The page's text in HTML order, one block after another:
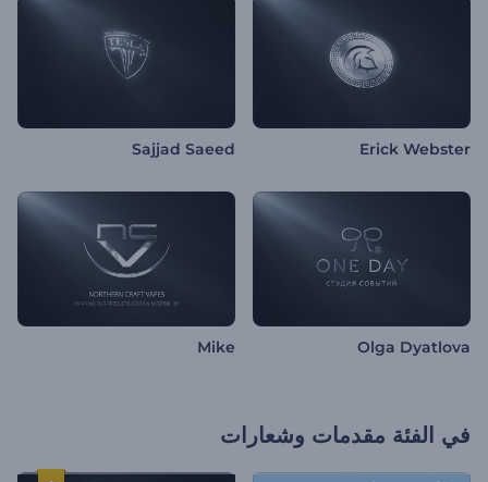
Erick Webster
Sajjad Saeed
Olga Dyatlova
Mike
في الفئة مقدمات وشعارات